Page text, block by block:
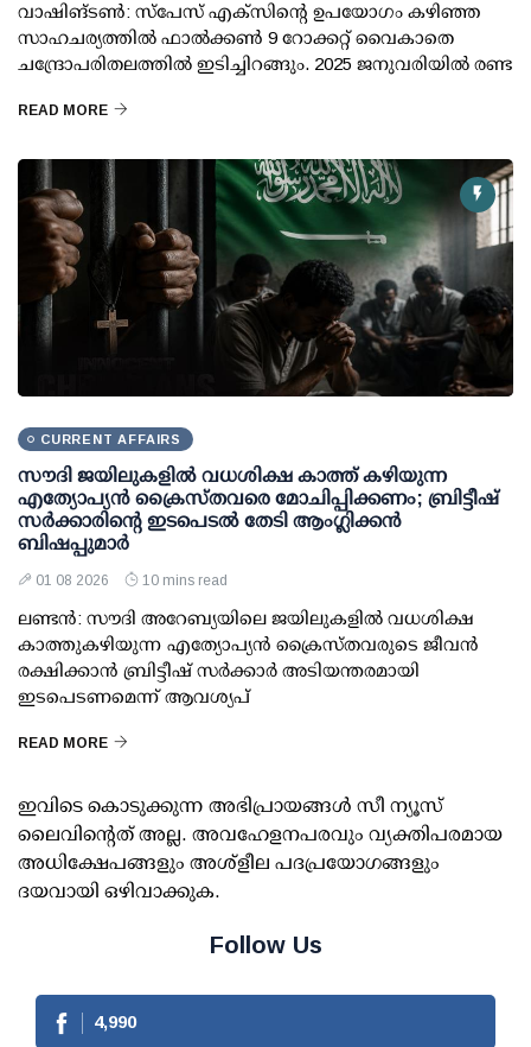
വാഷിങ്ടണ്‍: സ്പേസ് എക്‌സിന്റെ ഉപയോഗം കഴിഞ്ഞ
സാഹചര്യത്തില്‍ ഫാല്‍ക്കണ്‍ 9 റോക്കറ്റ് വൈകാതെ
ചന്ദ്രോപരിതലത്തില്‍ ഇടിച്ചിറങ്ങും. 2025 ജനുവരിയില്‍ രണ്ട
READ MORE
CURRENT AFFAIRS
സൗദി ജയിലുകളിൽ വധശിക്ഷ കാത്ത് കഴിയുന്ന
എത്യോപ്യൻ ക്രൈസ്തവരെ മോചിപ്പിക്കണം; ബ്രിട്ടീഷ്
സർക്കാരിന്റെ ഇടപെടൽ തേടി ആംഗ്ലിക്കൻ
ബിഷപ്പുമാർ
01 08 2026 10 mins read
ലണ്ടൻ: സൗദി അറേബ്യയിലെ ജയിലുകളിൽ വധശിക്ഷ
കാത്തുകഴിയുന്ന എത്യോപ്യൻ ക്രൈസ്തവരുടെ ജീവൻ
രക്ഷിക്കാൻ ബ്രിട്ടീഷ് സർക്കാർ അടിയന്തരമായി
ഇടപെടണമെന്ന് ആവശ്യപ്
READ MORE
ഇവിടെ കൊടുക്കുന്ന അഭിപ്രായങ്ങള്‍ സീ ന്യൂസ്
ലൈവിന്റെത് അല്ല. അവഹേളനപരവും വ്യക്തിപരമായ
അധിക്ഷേപങ്ങളും അശ്‌ളീല പദപ്രയോഗങ്ങളും
ദയവായി ഒഴിവാക്കുക.
Follow Us
4,990